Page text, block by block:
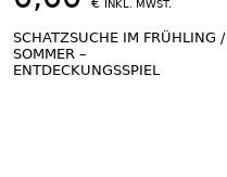
INKL. MWST.
SCHATZSUCHE IM FRÜHLING /
SOMMER –
ENTDECKUNGSSPIEL